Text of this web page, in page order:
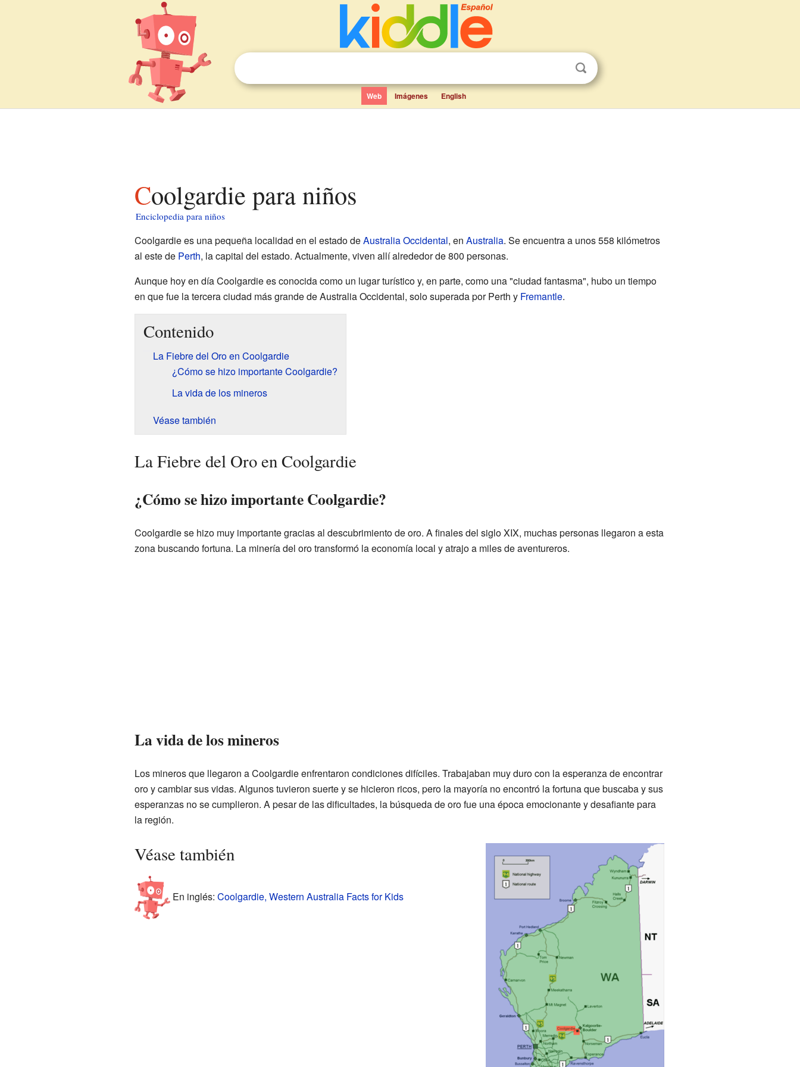
Web Imágenes English
Coolgardie para niños
Enciclopedia para niños
Coolgardie es una pequeña localidad en el estado deAustralia Occidental, en Australia. Se encuentra a unos 558 kilómetros
al este de Perth, la capital del estado. Actualmente, viven allí alrededor de 800 personas.
Aunque hoy en día Coolgardie es conocida como un lugar turístico y, en parte, como una "ciudad fantasma", hubo un tiempo
en que fue la tercera ciudad más grande de Australia Occidental, solo superada por Perth y Fremantle.
Contenido
La Fiebre del Oro en Coolgardie
¿Cómo se hizo importante Coolgardie?
La vida de los mineros
Véase también
La Fiebre del Oro en Coolgardie
¿Cómo se hizo importante Coolgardie?
Coolgardie se hizo muy importante gracias al descubrimiento de oro. A finales del siglo XIX, muchas personas llegaron a esta
zona buscando fortuna. La minería del oro transformó la economía local y atrajo a miles de aventureros.
La vida de los mineros
Los mineros que llegaron a Coolgardie enfrentaron condiciones difíciles. Trabajaban muy duro con la esperanza de encontrar
oro y cambiar sus vidas. Algunos tuvieron suerte y se hicieron ricos, pero la mayoría no encontró la fortuna que buscaba y sus
esperanzas no se cumplieron. A pesar de las dificultades, la búsqueda de oro fue una época emocionante y desafiante para
la región.
Véase también
En inglés: Coolgardie, Western Australia Facts for Kids